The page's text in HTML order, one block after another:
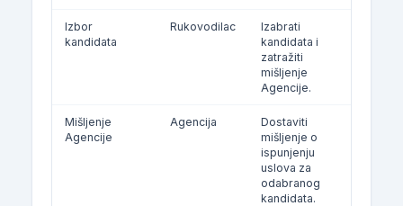
Izbor
kandidata
Rukovodilac
Izabrati
kandidata i
zatražiti
mišljenje
Agencije.
Mišljenje
Agencije
Agencija
Dostaviti
mišljenje o
ispunjenju
uslova za
odabranog
kandidata.